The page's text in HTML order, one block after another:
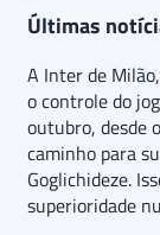
Últimas
A Inter de
o controle do
outubro, desde
caminho para
Goglichideze.
superioridade